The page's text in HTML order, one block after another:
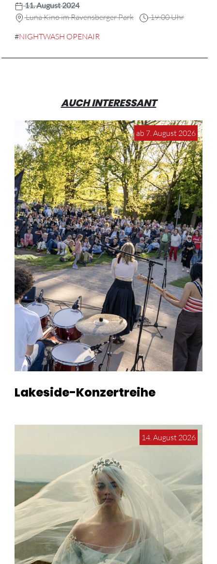
11. August 2024
Luna Kino im Ravensberger Park 19:00 Uhr
#NIGHTWASH OPENAIR
AUCH INTERESSANT
ab 7. August 2026
Lakeside-Konzertreihe
14. August 2026